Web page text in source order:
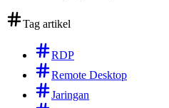
Tag artikel
RDP
Remote Desktop
Jaringan